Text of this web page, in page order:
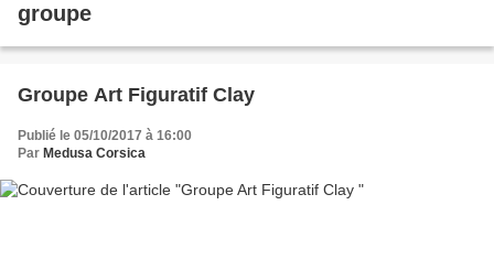
groupe
Groupe Art Figuratif Clay
Publié le 05/10/2017 à 16:00
Par Medusa Corsica